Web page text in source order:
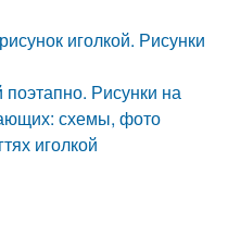
иголкой. Рисунки
поэтапно. Рисунки на
схемы, фото
иголкой